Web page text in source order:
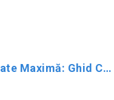
Cum să optimizezi și setezi serverul de E-mail al companiei pentru livrabilitate Maximă: Ghid Complet pentru evitarea folderului SPAM